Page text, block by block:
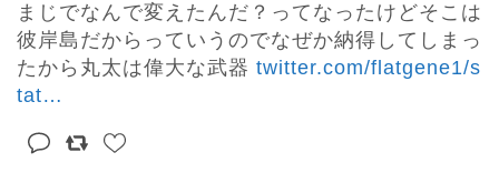
まじでなんで変えたんだ？ってなったけどそこは
彼岸島だからっていうのでなぜか納得してしまっ
たから丸太は偉大な武器 twitter.com/flatgene1/s
tat…